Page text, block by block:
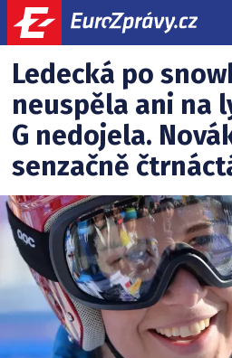
Lyžování
Související
články:
Ledecká po
neuspěla ani na
G nedojela.
senzačně